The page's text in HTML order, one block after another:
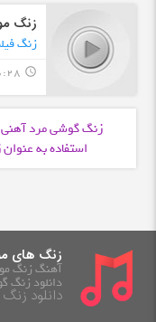
زنگ
زنگ
query_builder
زنگ گوشی مرد
استفاده به
زنگ های
آهنگ زنگ
دانلود زنگ
دانلود